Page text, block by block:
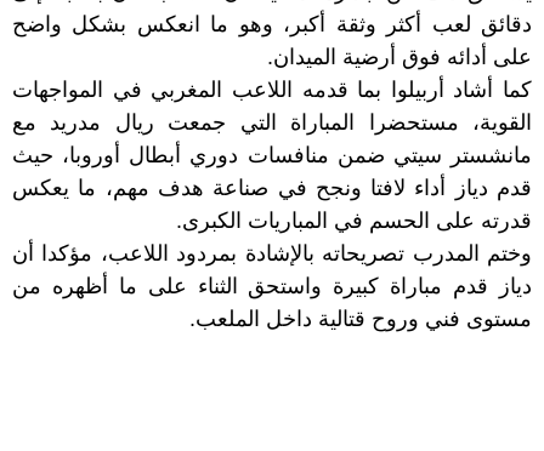
دقائق لعب أكثر وثقة أكبر، وهو ما انعكس بشكل واضح
على أدائه فوق أرضية الميدان.
كما أشاد أربيلوا بما قدمه اللاعب المغربي في المواجهات
القوية، مستحضرا المباراة التي جمعت ريال مدريد مع
مانشستر سيتي ضمن منافسات دوري أبطال أوروبا، حيث
قدم دياز أداء لافتا ونجح في صناعة هدف مهم، ما يعكس
قدرته على الحسم في المباريات الكبرى.
وختم المدرب تصريحاته بالإشادة بمردود اللاعب، مؤكدا أن
دياز قدم مباراة كبيرة واستحق الثناء على ما أظهره من
مستوى فني وروح قتالية داخل الملعب.